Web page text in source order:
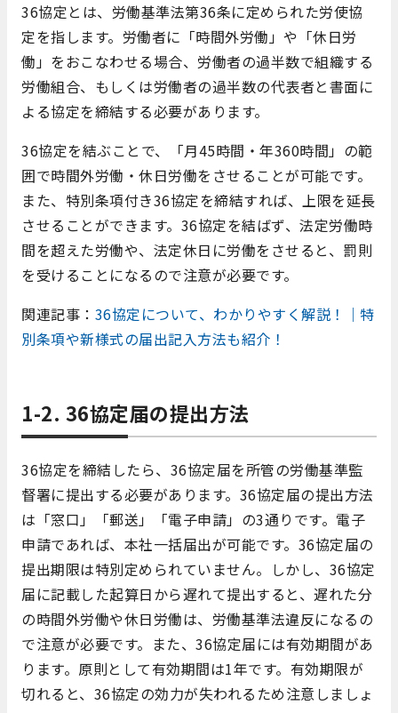
36協定とは、労働基準法第36条に定められた労使協
定を指します。労働者に「時間外労働」や「休日労
働」をおこなわせる場合、労働者の過半数で組織する
労働組合、もしくは労働者の過半数の代表者と書面に
よる協定を締結する必要があります。
36協定を結ぶことで、「月45時間・年360時間」の範
囲で時間外労働・休日労働をさせることが可能です。
また、特別条項付き36協定を締結すれば、上限を延長
させることができます。36協定を結ばず、法定労働時
間を超えた労働や、法定休日に労働をさせると、罰則
を受けることになるので注意が必要です。
関連記事： 36協定について、わかりやすく解説！｜特
別条項や新様式の届出記入方法も紹介！
1-2. 36協定届の提出方法
36協定を締結したら、36協定届を所管の労働基準監
督署に提出する必要があります。36協定届の提出方法
は「窓口」「郵送」「電子申請」の3通りです。電子
申請であれば、本社一括届出が可能です。36協定届の
提出期限は特別定められていません。しかし、36協定
届に記載した起算日から遅れて提出すると、遅れた分
の時間外労働や休日労働は、労働基準法違反になるの
で注意が必要です。また、36協定届には有効期間があ
ります。原則として有効期間は1年です。有効期限が
切れると、36協定の効力が失われるため注意しましょ